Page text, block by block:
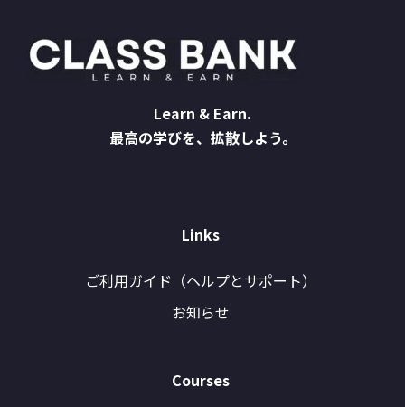
Learn & Earn.
最高の学びを、拡散しよう。
Links
ご利用ガイド（ヘルプとサポート）
お知らせ
Courses